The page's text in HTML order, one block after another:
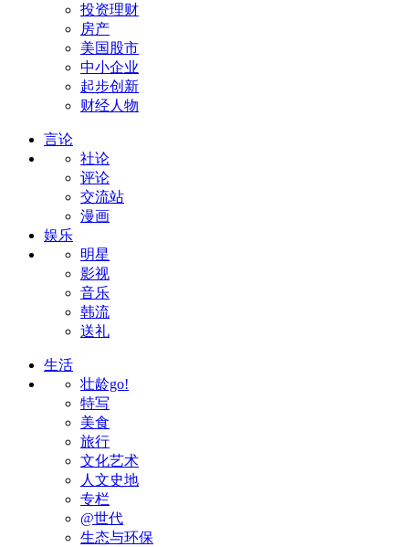
投资理财
房产
美国股市
中小企业
起步创新
财经人物
言论
社论
评论
交流站
漫画
娱乐
明星
影视
音乐
韩流
送礼
生活
壮龄go!
特写
美食
旅行
文化艺术
人文史地
专栏
@世代
生态与环保